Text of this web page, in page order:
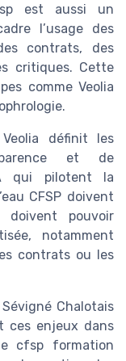
est aussi un
l’usage des
contrats, des
critiques. Cette
comme Veolia
définit les
et de
qui pilotent la
CFSP doivent
doivent pouvoir
notamment
contrats ou les
Chalotais
ces enjeux dans
cfsp formation